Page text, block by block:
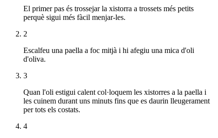
El primer pas és trossejar la xistorra a trossets més petits
perquè sigui més fàcil menjar-les.
2
Escalfeu una paella a foc mitjà i hi afegiu una mica d'oli
d'oliva.
3
Quan l'oli estigui calent col·loquem les xistorres a la paella i
les cuinem durant uns minuts fins que es daurin lleugerament
per tots els costats.
4